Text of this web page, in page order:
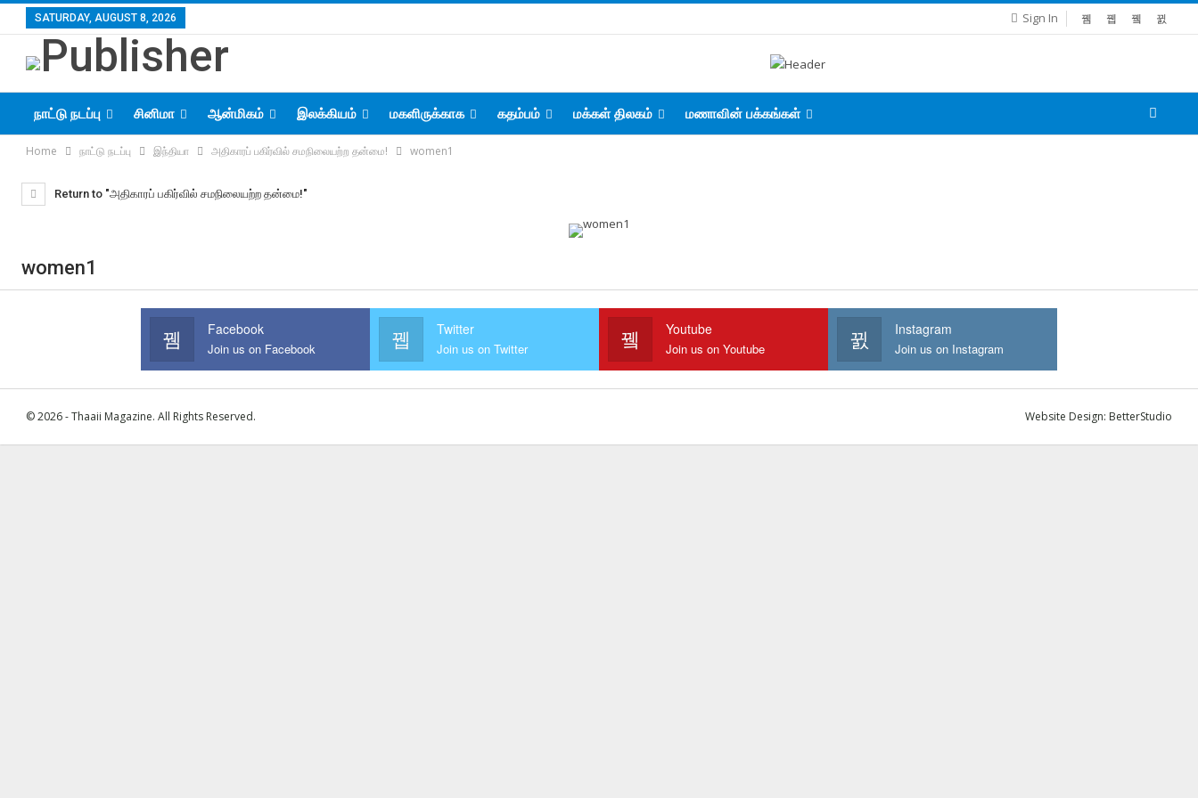
Sign In
SATURDAY, AUGUST 8, 2026
நாட்டு நடப்பு சினிமா ஆன்மிகம் இலக்கியம் மகளிருக்காக கதம்பம் மக்கள் திலகம் மணாவின் பக்கங்கள்
Home நாட்டு நடப்பு இந்தியா அதிகாரப் பகிர்வில் சமநிலையற்ற தன்மை! women1
Return to "அதிகாரப் பகிர்வில் சமநிலையற்ற தன்மை!"
women1
Facebook
Join us on Facebook
Twitter
Join us on Twitter
Youtube
Join us on Youtube
Instagram
Join us on Instagram
© 2026 - Thaaii Magazine. All Rights Reserved. Website Design: BetterStudio